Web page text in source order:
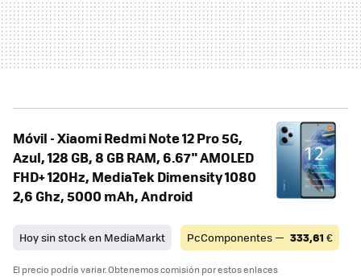
Móvil - Xiaomi Redmi Note 12 Pro 5G,
Azul, 128 GB, 8 GB RAM, 6.67" AMOLED
FHD+ 120Hz, MediaTek Dimensity 1080
2,6 Ghz, 5000 mAh, Android
Hoy sin stock en MediaMarkt PcComponentes — 333,61 €
El precio podría variar. Obtenemos comisión por estos enlaces